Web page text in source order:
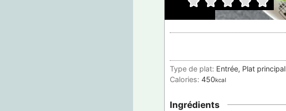
Type de plat: Entrée, Plat principal
Calories: 450kcal
Ingrédients